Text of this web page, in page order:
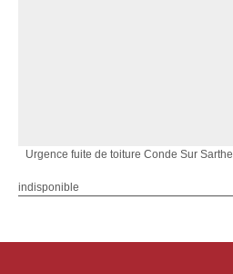
Urgence fuite de toiture Conde Sur Sarthe
indisponible